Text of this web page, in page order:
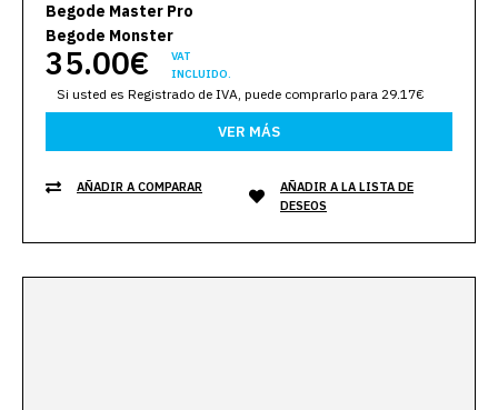
Begode Master Pro
Begode Monster
35.00€
VAT
INCLUIDO.
Si usted es Registrado de IVA, puede comprarlo para 29.17€
VER MÁS
AÑADIR A COMPARAR
AÑADIR A LA LISTA DE
DESEOS